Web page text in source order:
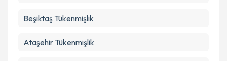
Beşiktaş Tükenmişlik
Ataşehir Tükenmişlik